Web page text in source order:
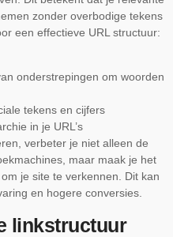
zonder overbodige tekens
een effectieve URL structuur:
onderstrepingen om woorden
tekens en cijfers
in je URL’s
verbeter je niet alleen de
maar maak je het
je site te verkennen. Dit kan
en hogere conversies.
linkstructuur